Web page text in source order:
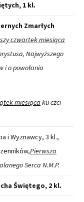
1 kl.
Zmarłych
czwartek miesiąca
Najwyższego
i o powołania
miesiąca ku czci
i Wyznawcy, 3 kl.,
Pierwsza
Serca N.M.P.
Świętego, 2 kl.